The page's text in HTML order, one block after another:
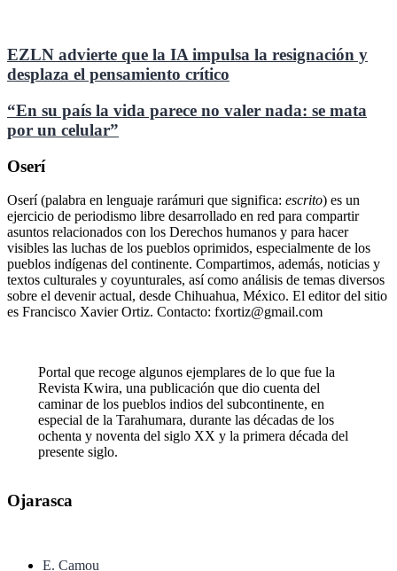
EZLN advierte que la IA impulsa la resignación y
desplaza el pensamiento crítico
“En su país la vida parece no valer nada: se mata
por un celular”
Oserí
Oserí (palabra en lenguaje rarámuri que significa: escrito) es un
ejercicio de periodismo libre desarrollado en red para compartir
asuntos relacionados con los Derechos humanos y para hacer
visibles las luchas de los pueblos oprimidos, especialmente de los
pueblos indígenas del continente. Compartimos, además, noticias y
textos culturales y coyunturales, así como análisis de temas diversos
sobre el devenir actual, desde Chihuahua, México. El editor del sitio
es Francisco Xavier Ortiz. Contacto: fxortiz@gmail.com
Portal que recoge algunos ejemplares de lo que fue la
Revista Kwira, una publicación que dio cuenta del
caminar de los pueblos indios del subcontinente, en
especial de la Tarahumara, durante las décadas de los
ochenta y noventa del siglo XX y la primera década del
presente siglo.
Ojarasca
E. Camou